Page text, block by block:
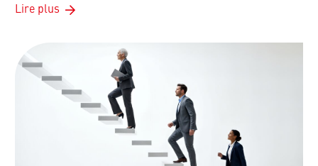
Lire plus